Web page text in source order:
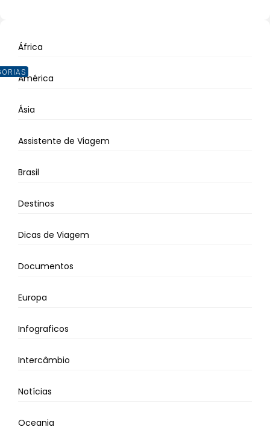
África
América
Ásia
Assistente de Viagem
Brasil
Destinos
Dicas de Viagem
Documentos
Europa
Infograficos
Intercâmbio
Notícias
Oceania